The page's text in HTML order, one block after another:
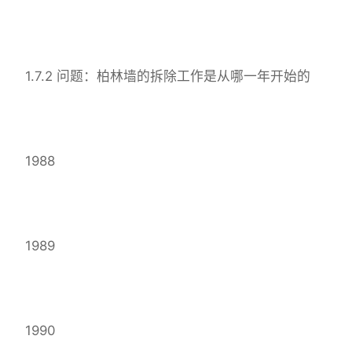
1.7.2 问题：柏林墙的拆除工作是从哪一年开始的
1988
1989
1990